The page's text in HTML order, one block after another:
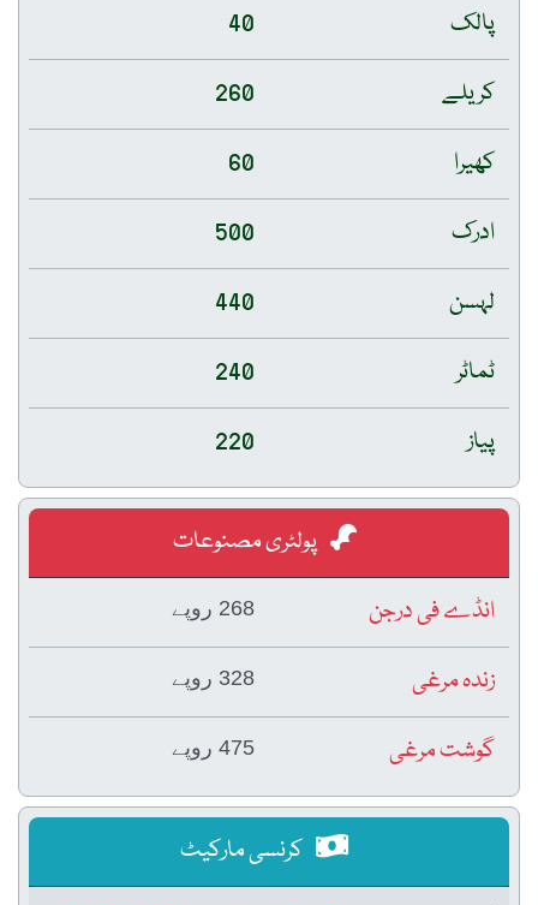
پالک
40
کریلے
260
کھیرا
60
ادرک
500
لہسن
440
ٹماٹر
240
پیاز
220
پولٹری مصنوعات
انڈے فی درجن
268 روپے
زندہ مرغی 328 روپے
گوشت مرغی 475 روپے
کرنسی مارکیٹ